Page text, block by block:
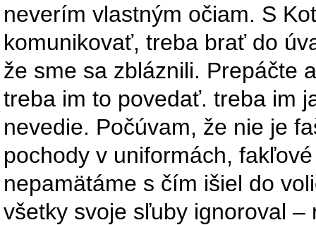
neverím vlastným očiam. S
komunikovať, treba brať do
že sme sa zbláznili. Prepáčte
treba im to povedať. treba im
nevedie. Počúvam, že nie je
pochody v uniformách,
nepamätáme s čím išiel do
všetky svoje sľuby ignoroval